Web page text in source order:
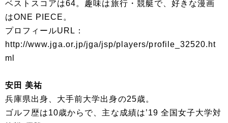
ベストスコアは64。趣味は旅行・競艇で、好きな漫画
はONE PIECE。
プロフィールURL：
http://www.jga.or.jp/jga/jsp/players/profile_32520.ht
ml
安田 美祐
兵庫県出身、大手前大学出身の25歳。
ゴルフ歴は10歳からで、主な成績は’19 全国女子大学対